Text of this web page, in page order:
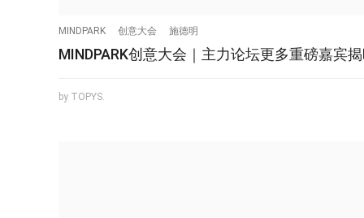
MINDPARK 创意大会 施德明
MINDPARK创意大会｜主力论坛更多重磅嘉宾
by TOPYS.